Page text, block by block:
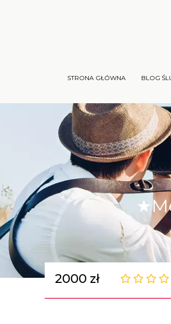
STRONA GŁÓWNA BLOG
2000 zł